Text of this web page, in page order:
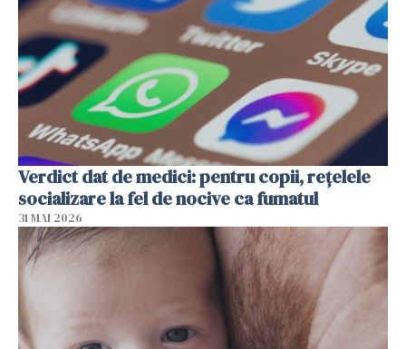
Verdict dat de medici: pentru copii, rețelele
socializare la fel de nocive ca fumatul
31 MAI 2026